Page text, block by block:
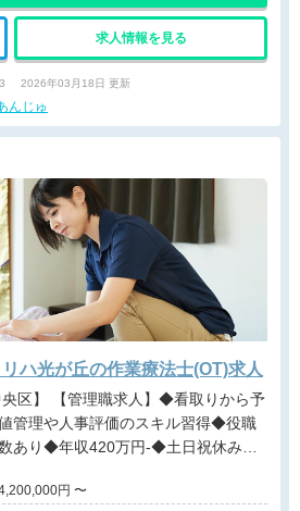
求人情報を見る
2026年03月18日 更新
んじゅ
ハ光が丘の作業療法士(OT)求人
取りから予
管理や人事評価のスキル習得◆役職
あり◆年収420万円-◆土日祝休み◆
業所運営とスタッフ育成に挑戦
年収 4,200,000円 〜